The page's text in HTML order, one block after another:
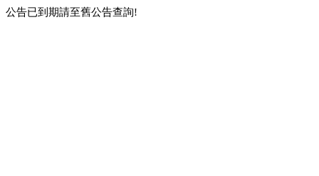
公告已到期請至舊公告查詢!